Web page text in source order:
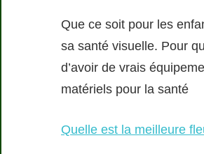
Que ce soit pour les
sa santé visuelle. Pour
d’avoir de vrais
matériels pour la santé
Quelle est la meilleure